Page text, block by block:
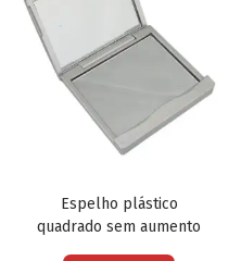
Espelho plástico
quadrado sem aumento